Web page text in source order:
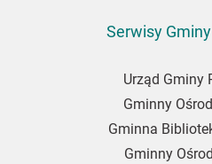
Serwisy
Urząd Gminy
Gminny
Gminna
Gminny